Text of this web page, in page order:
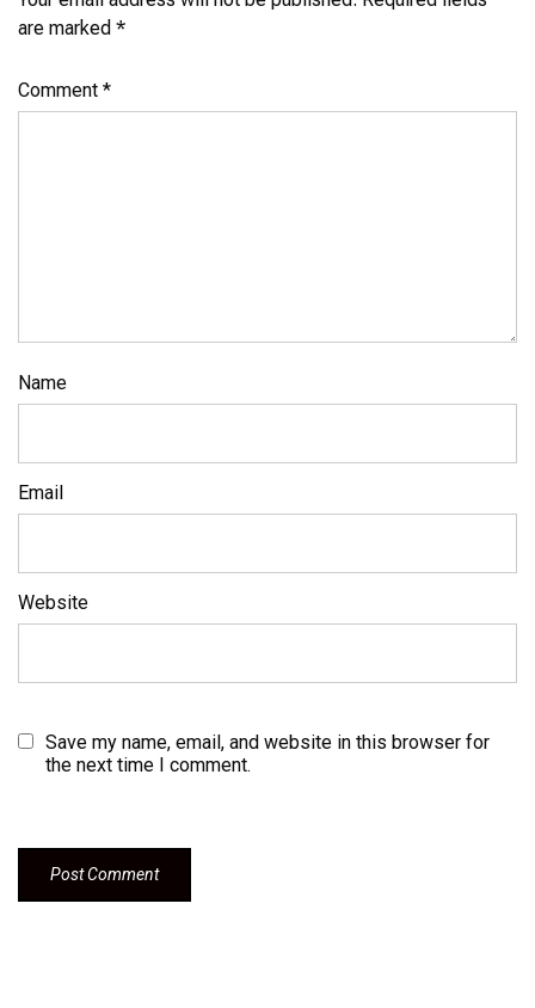
are marked *
Comment *
Name
Email
Website
Save my name, email, and website in this browser for
the next time I comment.